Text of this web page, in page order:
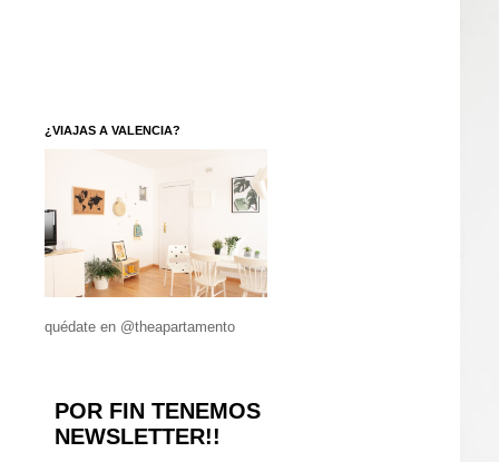
¿VIAJAS A VALENCIA?
quédate en @theapartamento
POR FIN TENEMOS
NEWSLETTER!!